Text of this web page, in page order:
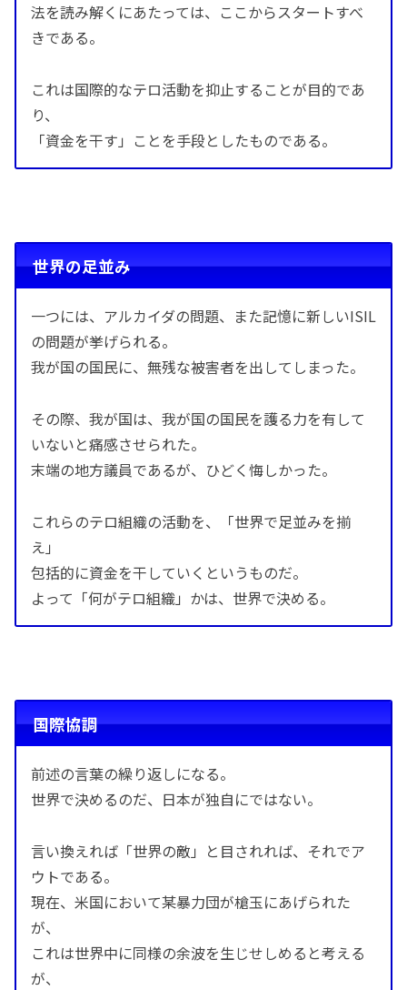
法を読み解くにあたっては、ここからスタートすべ
きである。
これは国際的なテロ活動を抑止することが目的であ
り、
「資金を干す」ことを手段としたものである。
世界の足並み
一つには、アルカイダの問題、また記憶に新しいISIL
の問題が挙げられる。
我が国の国民に、無残な被害者を出してしまった。
その際、我が国は、我が国の国民を護る力を有して
いないと痛感させられた。
末端の地方議員であるが、ひどく悔しかった。
これらのテロ組織の活動を、「世界で足並みを揃
え」
包括的に資金を干していくというものだ。
よって「何がテロ組織」かは、世界で決める。
国際協調
前述の言葉の繰り返しになる。
世界で決めるのだ、日本が独自にではない。
言い換えれば「世界の敵」と目されれば、それでア
ウトである。
現在、米国において某暴力団が槍玉にあげられた
が、
これは世界中に同様の余波を生じせしめると考える
が、